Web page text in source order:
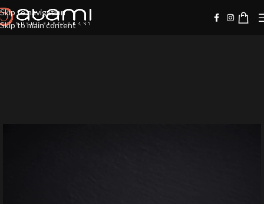
Skip to navigation
Skip to main content